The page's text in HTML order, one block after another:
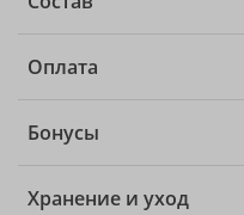
Оплата
Бонусы
Хранение и уход